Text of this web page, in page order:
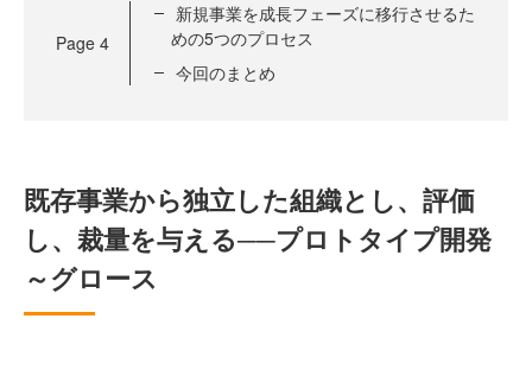
Page 4
新規事業を成長フェーズに移行させるた
めの5つのプロセス
今回のまとめ
既存事業から独立した組織とし、評価
し、裁量を与える──プロトタイプ開発
～グロース